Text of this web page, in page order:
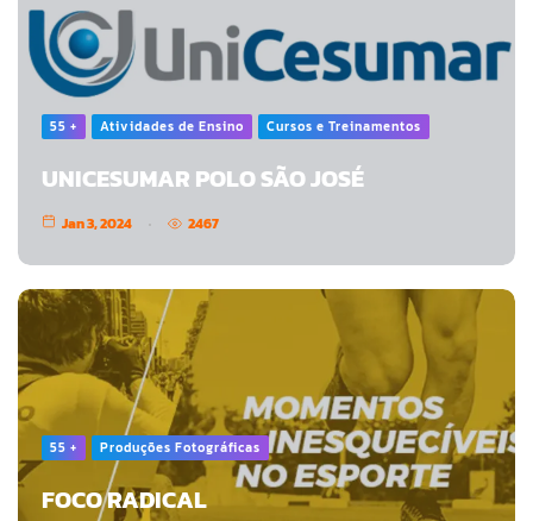
55 + Atividades de Ensino Cursos e Treinamentos
UNICESUMAR POLO SÃO JOSÉ
Jan 3, 2024 2467
55 + Produções Fotográficas
FOCO RADICAL